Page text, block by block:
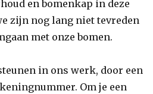
en bomenkap in deze
zijn nog lang niet tevreden
met onze bomen.
in ons werk, door een
Om je een